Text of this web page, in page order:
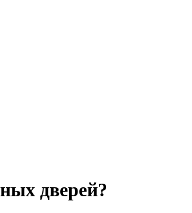
дверей?